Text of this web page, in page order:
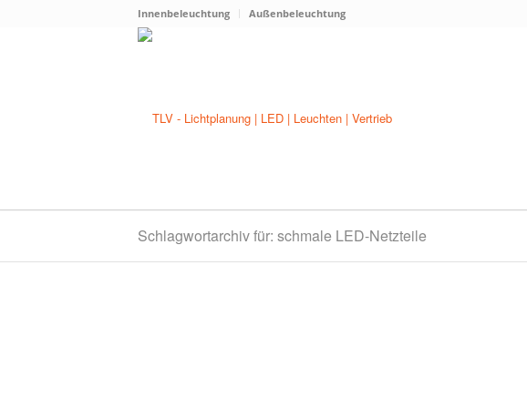
Innenbeleuchtung Außenbeleuchtung
Schlagwortarchiv für: schmale LED-Netzteile